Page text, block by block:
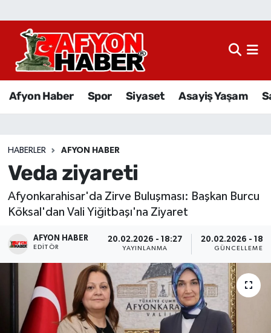
Afyon Haber Spor Siyaset Asayiş Yaşam
HABERLER AFYON HABER
Veda ziyareti
Afyonkarahisar'da Zirve Buluşması: Başkan Burcu
Köksal'dan Vali Yiğitbaşı'na Ziyaret
AFYON HABER
EDITÖR
20.02.2026 - 18:27
YAYINLANMA
20.02.2026 -
GÜNCELLEME
Afyon Haber
Sağlık
Eğitim
Ekonomi
Magazin
Etkinlikler